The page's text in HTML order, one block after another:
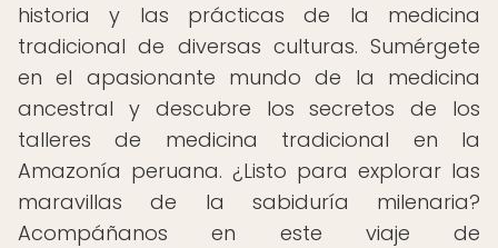
historia y las prácticas de la medicina
tradicional de diversas culturas. Sumérgete
en el apasionante mundo de la medicina
ancestral y descubre los secretos de los
talleres de medicina tradicional en la
Amazonía peruana. ¿Listo para explorar las
maravillas de la sabiduría milenaria?
Acompáñanos en este viaje de